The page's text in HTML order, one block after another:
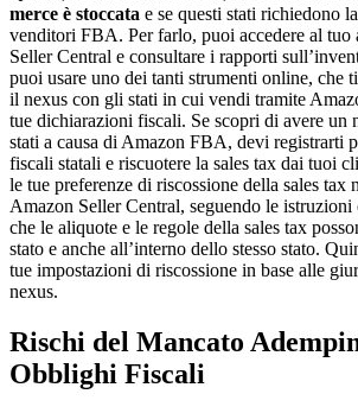
merce è stoccata e se questi stati richiedono
venditori FBA. Per farlo, puoi accedere al tuo
Seller Central e consultare i rapporti
puoi usare uno dei tanti strumenti online, che
il nexus con gli stati in cui vendi tramite
tue dichiarazioni fiscali. Se scopri di avere un
stati a causa di Amazon FBA, devi registrarti
fiscali statali e riscuotere la sales tax dai tuoi
le tue preferenze di riscossione della sales tax
Amazon Seller Central, seguendo le
che le aliquote e le regole della sales tax
stato e anche all’interno dello stesso stato.
tue impostazioni di riscossione in base alle
nexus.
Rischi del Mancato
Obblighi Fiscali